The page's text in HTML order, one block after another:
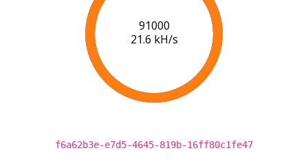
91000
21.6 kH/s
f6a62b3e-e7d5-4645-819b-16ff80c1fe47